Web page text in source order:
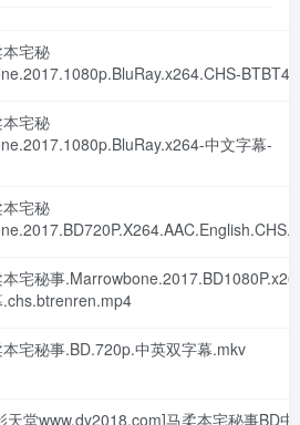
宅秘
BTBT4K
宅秘
中文字幕-
宅秘
宅秘事
宅秘事.BD.720p.中英双字幕.mkv
天堂www.dy2018.com]马柔本宅秘事BD中